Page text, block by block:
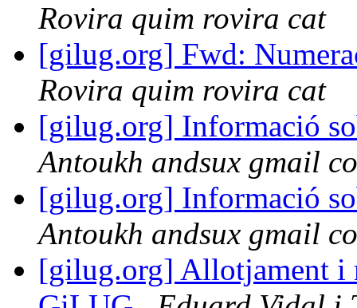
Rovira quim rovira cat
[gilug.org] Fwd:
Rovira quim rovira cat
[gilug.org] Informació
Antoukh andsux gmail
[gilug.org] Informació
Antoukh andsux gmail
[gilug.org] Allotjament i